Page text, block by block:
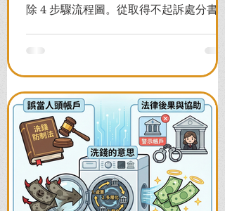
除 4 步驟流程圖。從取得不起訴處分書到